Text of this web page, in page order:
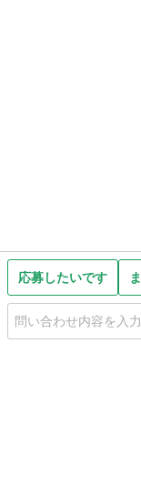
応募したいです